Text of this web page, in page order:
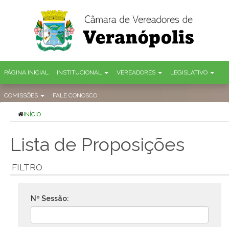
PÁGINA INICIAL INSTITUCIONAL VEREADORES LEGISLATIVO
COMISSÕES FALE CONOSCO
INÍCIO
Lista de Proposições
FILTRO
Nº Sessão: